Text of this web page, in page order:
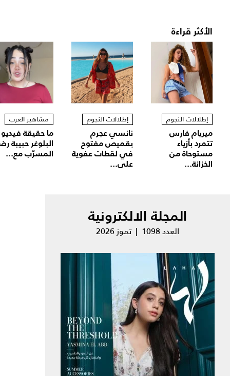
الأكثر قراءة
إطلالات النجوم
ميريام فارس
تتمرد بأزياء
مستوحاة من
الخزانة...
إطلالات النجوم
نانسي عجرم
بقميص مفتوح
في لقطات عفوية
على...
مشاهير العرب
ما حقيقة فيديو
البلوغر حبيبة
المسرّب مع...
المجلة الالكترونية
العدد 1098 | تموز 2026